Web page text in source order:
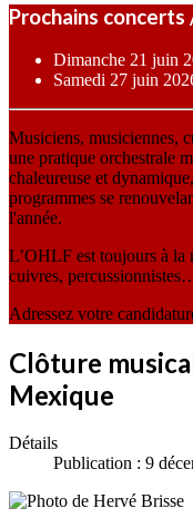
Prochains
Dimanche 21 juin
Samedi 27 juin
Musiciens, musiciennes,
une pratique orchestrale
chaleureuse et
programmes se
l'année.
L’OHLF est toujours à la
cuivres,
Adressez votre
Clôture
Mexique
Détails
Publication : 9